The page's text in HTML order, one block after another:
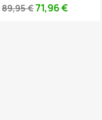
89,95 €71,96 €